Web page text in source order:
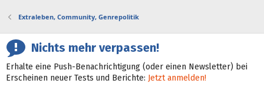
Extraleben, Community, Genrepolitik
Nichts mehr verpassen!
Erhalte eine Push-Benachrichtigung (oder einen Newsletter) bei
Erscheinen neuer Tests und Berichte: Jetzt anmelden!